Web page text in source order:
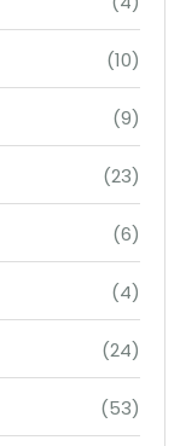
(10)
(9)
(23)
(6)
(4)
(24)
(53)